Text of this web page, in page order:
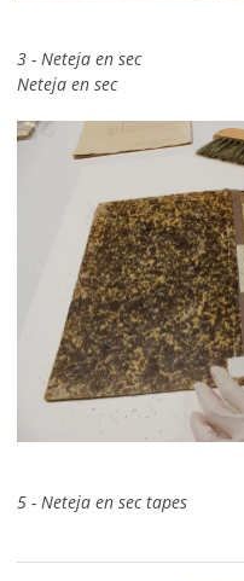
3 -
Neteja en sec
5 - Neteja en sec tapes